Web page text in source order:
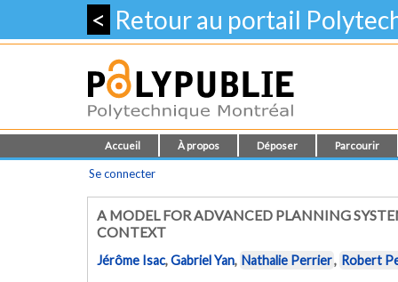
< Retour au portail
Accueil À propos Déposer Parcourir
Se connecter
A MODEL FOR ADVANCED PLANNING
CONTEXT
Jérôme Isac,Gabriel Yan, Nathalie Perrier, Robert